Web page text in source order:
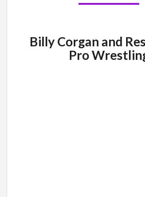
Billy Corgan and
Pro